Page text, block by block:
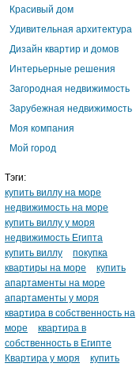
Красивый дом
Удивительная архитектура
Дизайн квартир и домов
Интерьерные решения
Загородная недвижимость
Зарубежная недвижимость
Моя компания
Мой город
Тэги:
купить виллу на море
недвижимость на море
купить виллу у моря
недвижимость Египта
купить виллу
покупка
квартиры на море
купить
апартаменты на море
апартаменты у моря
квартира в собственность на
море
квартира в
собственность в Египте
Квартира у моря
купить